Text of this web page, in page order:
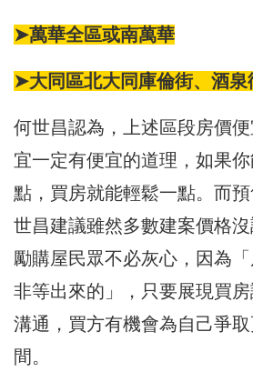
➤萬華全區或南萬華
➤大同區北大同庫倫街、 酒泉
何世昌認為，上述區段房價
宜一定有便宜的道理，如果
點，買房就能輕鬆一點。而
世昌建議雖然多數建案價格
勵購屋民眾不必灰心，因為
非等出來的」，只要展現買
溝通，買方有機會為自己爭
間。